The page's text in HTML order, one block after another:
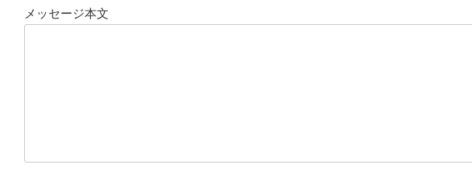
メッセージ本文